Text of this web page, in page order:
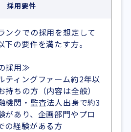
採用要件
ンクでの採用を想定して
の要件を満たす方。
採用≫
ティングファーム約2年以
ちの方（内容は全般）
機関・監査法人出身で約3
があり、企画部門やプロ
の経験がある方